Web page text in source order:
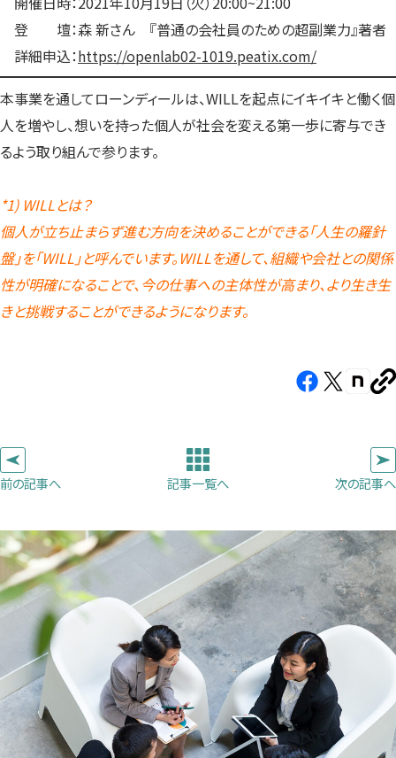
登 壇：森 新さん 『普通の会社員のための超副業力』著者
詳細申込：https://openlab02-1019.peatix.com/
本事業を通してローンディールは、WILLを起点にイキイキと働く個
人を増やし、想いを持った個人が社会を変える第一歩に寄与でき
るよう取り組んで参ります。
*1) WILLとは？
個人が立ち止まらず進む方向を決めることができる「人生の羅針
盤」を「WILL」と呼んでいます。WILLを通して、組織や会社との関係
性が明確になることで、今の仕事への主体性が高まり、より生き生
きと挑戦することができるようになります。
Facebook（新
き
ま
す）
X（新
き
ま
す）
note（新
で
き
ま
す）
ー
前の記事へ 記事一覧へ 次の記事へ